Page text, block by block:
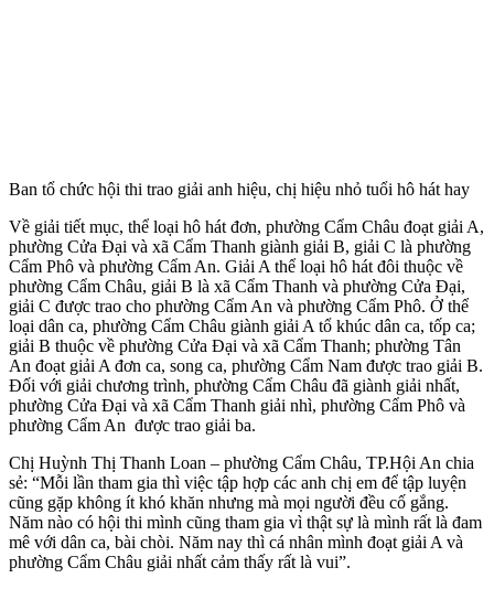
Ban tổ chức hội thi trao giải anh hiệu, chị hiệu nhỏ tuổi hô hát hay
Về giải tiết mục, thể loại hô hát đơn, phường Cẩm Châu đoạt giải A,
phường Cửa Đại và xã Cẩm Thanh giành giải B, giải C là phường
Cẩm Phô và phường Cẩm An. Giải A thể loại hô hát đôi thuộc về
phường Cẩm Châu, giải B là xã Cẩm Thanh và phường Cửa Đại,
giải C được trao cho phường Cẩm An và phường Cẩm Phô. Ở thể
loại dân ca, phường Cẩm Châu giành giải A tổ khúc dân ca, tốp ca;
giải B thuộc về phường Cửa Đại và xã Cẩm Thanh; phường Tân
An đoạt giải A đơn ca, song ca, phường Cẩm Nam được trao giải B.
Đối với giải chương trình, phường Cẩm Châu đã giành giải nhất,
phường Cửa Đại và xã Cẩm Thanh giải nhì, phường Cẩm Phô và
phường Cẩm An được trao giải ba.
Chị Huỳnh Thị Thanh Loan – phường Cẩm Châu, TP.Hội An chia
sẻ: “Mỗi lần tham gia thì việc tập hợp các anh chị em để tập luyện
cũng gặp không ít khó khăn nhưng mà mọi người đều cố gắng.
Năm nào có hội thi mình cũng tham gia vì thật sự là mình rất là đam
mê với dân ca, bài chòi. Năm nay thì cá nhân mình đoạt giải A và
phường Cẩm Châu giải nhất cảm thấy rất là vui”.